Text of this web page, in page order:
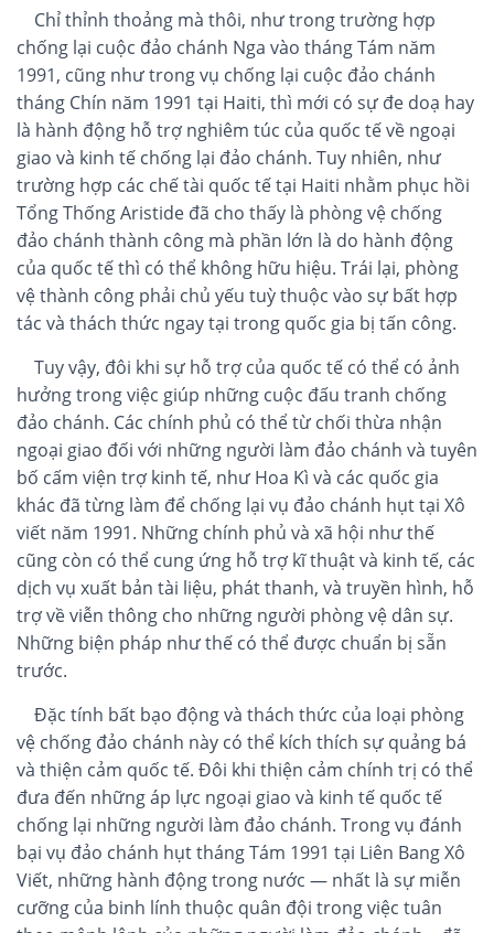
Chỉ thỉnh thoảng mà thôi, như trong trường hợp
chống lại cuộc đảo chánh Nga vào tháng Tám năm
1991, cũng như trong vụ chống lại cuộc đảo chánh
tháng Chín năm 1991 tại Haiti, thì mới có sự đe doạ hay
là hành động hỗ trợ nghiêm túc của quốc tế về ngoại
giao và kinh tế chống lại đảo chánh. Tuy nhiên, như
trường hợp các chế tài quốc tế tại Haiti nhằm phục hồi
Tổng Thống Aristide đã cho thấy là phòng vệ chống
đảo chánh thành công mà phần lớn là do hành động
của quốc tế thì có thể không hữu hiệu. Trái lại, phòng
vệ thành công phải chủ yếu tuỳ thuộc vào sự bất hợp
tác và thách thức ngay tại trong quốc gia bị tấn công.
Tuy vậy, đôi khi sự hỗ trợ của quốc tế có thể có ảnh
hưởng trong việc giúp những cuộc đấu tranh chống
đảo chánh. Các chính phủ có thể từ chối thừa nhận
ngoại giao đối với những người làm đảo chánh và tuyên
bố cấm viện trợ kinh tế, như Hoa Kì và các quốc gia
khác đã từng làm để chống lại vụ đảo chánh hụt tại Xô
viết năm 1991. Những chính phủ và xã hội như thế
cũng còn có thể cung ứng hỗ trợ kĩ thuật và kinh tế, các
dịch vụ xuất bản tài liệu, phát thanh, và truyền hình, hỗ
trợ về viễn thông cho những người phòng vệ dân sự.
Những biện pháp như thế có thể được chuẩn bị sẵn
trước.
Đặc tính bất bạo động và thách thức của loại phòng
vệ chống đảo chánh này có thể kích thích sự quảng bá
và thiện cảm quốc tế. Đôi khi thiện cảm chính trị có thể
đưa đến những áp lực ngoại giao và kinh tế quốc tế
chống lại những người làm đảo chánh. Trong vụ đánh
bại vụ đảo chánh hụt tháng Tám 1991 tại Liên Bang Xô
Viết, những hành động trong nước — nhất là sự miễn
cưỡng của binh lính thuộc quân đội trong việc tuân